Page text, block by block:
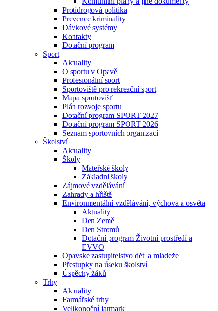
Protidrogová politika
Prevence kriminality
Dávkové systémy
Kontakty
Dotační program
Sport
Aktuality
O sportu v Opavě
Profesionální sport
Sportoviště pro rekreační sport
Mapa sportovišť
Plán rozvoje sportu
Dotační program SPORT 2027
Dotační program SPORT 2026
Seznam sportovních organizací
Školství
Aktuality
Školy
Mateřské školy
Základní školy
Zájmové vzdělávání
Zahrady a hřiště
Environmentální vzdělávání, výchova a osvěta
Aktuality
Den Země
Den Stromů
Dotační program Životní prostředí a
EVVO
Opavské zastupitelstvo dětí a mládeže
Přestupky na úseku školství
Úspěchy žáků
Trhy
Aktuality
Farmářské trhy
Velikonoční jarmark